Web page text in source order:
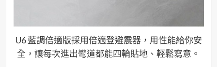
U6 藍調倍適版採用倍適登避震器，用性能給你安
全，讓每次進出彎道都能四輪貼地、輕鬆寫意。